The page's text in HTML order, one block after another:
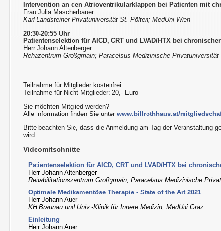
Intervention an den Atrioventrikularklappen bei Patienten mit
Frau Julia Mascherbauer
Karl Landsteiner Privatuniversität St. Pölten; MedUni Wien
20:30-20:55 Uhr
Patientenselektion für AICD, CRT und LVAD/HTX bei
Herr Johann Altenberger
Rehazentrum Großgmain; Paracelsus Medizinische Privatuniversität
Teilnahme für Mitglieder kostenfrei
Teilnahme für Nicht-Mitglieder: 20,- Euro
Sie möchten Mitglied werden?
Alle Information finden Sie unterwww.billrothhaus.at/
Bitte beachten Sie, dass die Anmeldung am Tag der Veranstaltung
wird.
Videomitschnitte
Patientenselektion für AICD, CRT und LVAD/HTX bei
Herr Johann Altenberger
Rehabilitationszentrum Großgmain; Paracelsus Medizinische
Optimale Medikamentöse Therapie - State of the Art 2021
Herr Johann Auer
KH Braunau und Univ.-Klinik für Innere Medizin, MedUni Graz
Einleitung
Herr Johann Auer